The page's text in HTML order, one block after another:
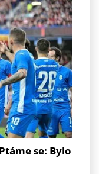
se: Bylo